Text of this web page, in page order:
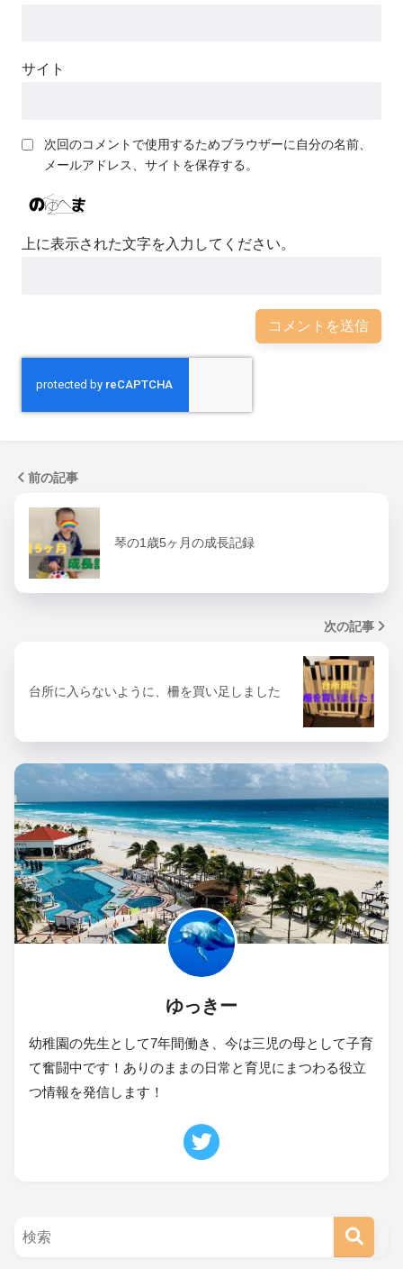
サイト
次回のコメントで使用するためブラウザーに自分の名前、
メールアドレス、サイトを保存する。
上に表示された文字を入力してください。
前の記事
琴の1歳5ヶ月の成長記録
次の記事
台所に入らないように、柵を買い足しました
ゆっきー
幼稚園の先生として7年間働き、今は三児の母として子育
て奮闘中です！ありのままの日常と育児にまつわる役立
つ情報を発信します！